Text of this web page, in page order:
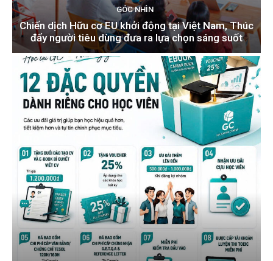
GÓC NHÌN
Chiến dịch Hữu cơ EU khởi động tại Việt Nam, Thúc
đẩy người tiêu dùng đưa ra lựa chọn sáng suốt